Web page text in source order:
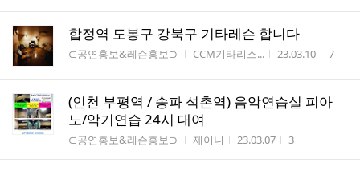
합정역 도봉구 강북구 기타레슨 합니다
게시판명
⊂공연홍보&레슨홍보⊃ 작성자
CCM기타리스... 작성시간
23.03.10 조회수
7
(인천 부평역 / 송파 석촌역) 음악연습실 피아
노/악기연습 24시 대여
게시판명
⊂공연홍보&레슨홍보⊃ 작성자
제이니 작성시간
23.03.07 조회수
3